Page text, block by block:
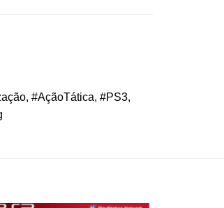
#AçãoTática, #PS3,